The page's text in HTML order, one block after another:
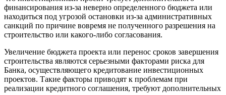
финансирования из-за неверно определенного бюджета или
находиться под угрозой остановки из-за административных
санкций по причине вовремя не полученного разрешения на
строительство или какого-либо согласования.
Увеличение бюджета проекта или перенос сроков завершения
строительства являются серьезными факторами риска для
Банка, осуществляющего кредитование инвестиционных
проектов. Такие факторы приводят к проблемам при
реализации кредитного соглашения, требуют дополнительных